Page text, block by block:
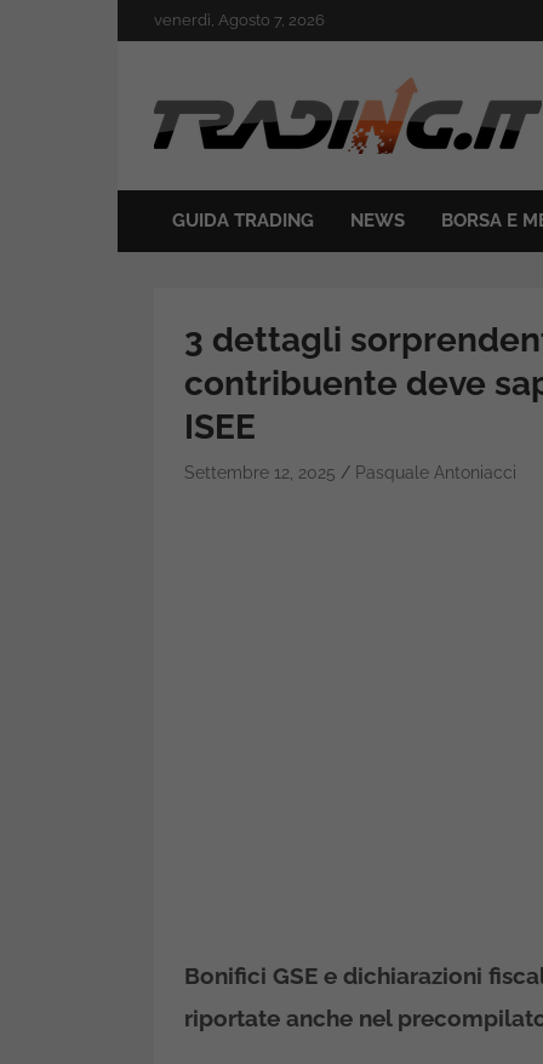
to
venerdì, Agosto 7, 2026
Trading.it
GUIDA TRADING NEWS BORSA E
3 dettagli
contribuente deve
ISEE
Settembre 12, 2025 Pasquale Antoniacci
Bonifici GSE e dichiarazioni
riportate anche nel